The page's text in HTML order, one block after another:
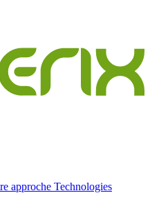
approche Technologies